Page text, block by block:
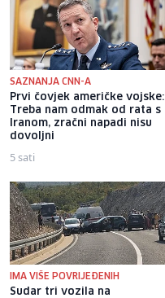
SAZNANJA CNN-A
Prvi čovjek američke vojske:
Treba nam odmak od rata s
Iranom, zračni napadi nisu
dovoljni
5 sati
IMA VIŠE POVRIJEĐENIH
Sudar tri vozila na